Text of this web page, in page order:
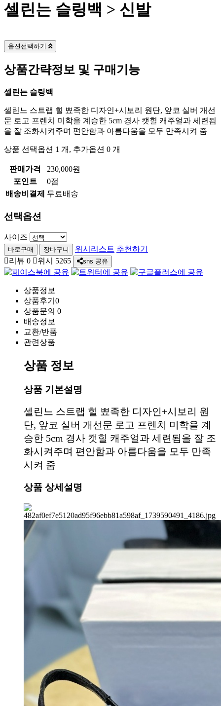
셀린는 슬링백 > 신발
옵션선택하기
상품간략정보 및 구매기능
셀린는 슬링백
셀린느 스트랩 힐 뾰족한 디자인+시보리 원단, 앞코 실버 개선
문 로고 프렌치 미학을 계승한 5cm 경사 캣힐 캐주얼과 세련됨
을 잘 조화시켜주며 편안함과 아름다움을 모두 만족시켜 줌
상품 선택옵션 1 개, 추가옵션 0 개
판매가격
230,000원
포인트
0점
배송비결제
무료배송
선택옵션
사이즈
위시리스트 추천하기
리뷰 0 위시 5265 sns 공유
상품정보
상품후기 0
상품문의 0
배송정보
교환/반품
관련상품
상품 정보
상품 기본설명
셀린느 스트랩 힐 뾰족한 디자인+시보리 원
단, 앞코 실버 개선문 로고 프렌치 미학을 계
승한 5cm 경사 캣힐 캐주얼과 세련됨을 잘 조
화시켜주며 편안함과 아름다움을 모두 만족
시켜 줌
상품 상세설명